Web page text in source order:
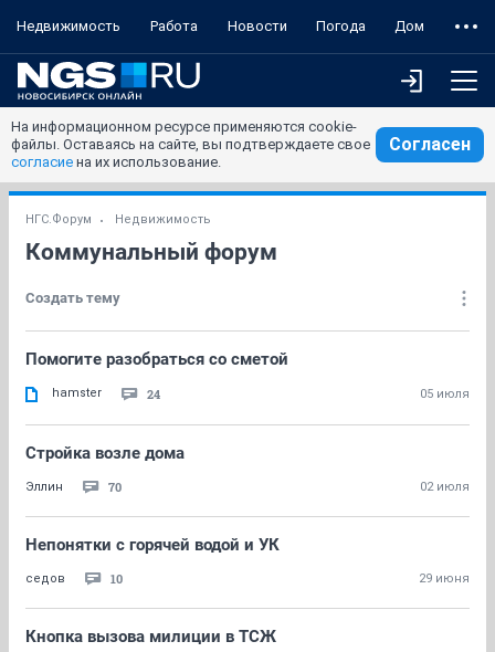
Недвижимость Работа Новости Погода Дом
На информационном ресурсе применяются cookie-
файлы. Оставаясь на сайте, вы подтверждаете свое
согласие на их использование.
Согласен
НГС.Форум Недвижимость
Коммунальный форум
Создать тему
Помогите разобраться со сметой
hamster 24 05 июля
Стройка возле дома
Эллин 70 02 июля
Непонятки с горячей водой и УК
седов 10 29 июня
Кнопка вызова милиции в ТСЖ